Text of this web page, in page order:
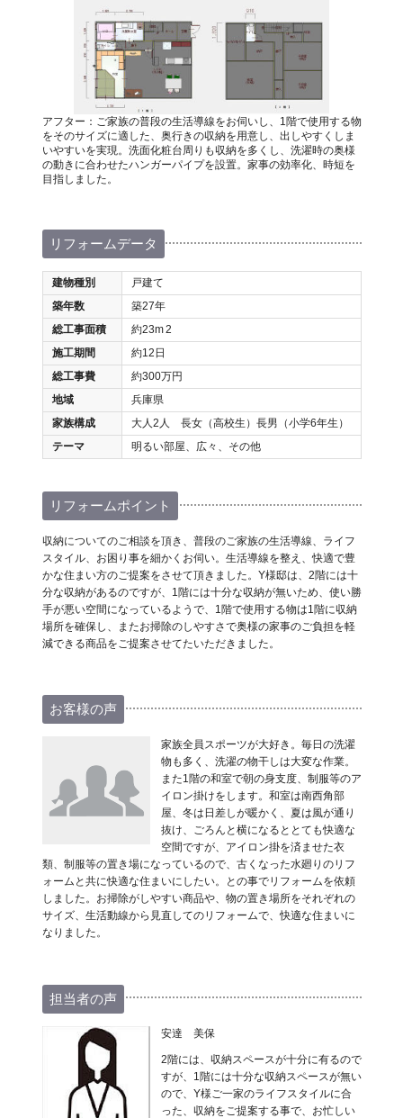
アフター：ご家族の普段の生活導線をお伺いし、1階で使用する物
をそのサイズに適した、奥行きの収納を用意し、出しやすくしま
いやすいを実現。洗面化粧台周りも収納を多くし、洗濯時の奥様
の動きに合わせたハンガーパイプを設置。家事の効率化、時短を
目指しました。
リフォームデータ
建物種別
戸建て
築年数
築27年
総工事面積
約23m2
施工期間
約12日
総工事費
約300万円
地域
兵庫県
家族構成
大人2人 長女（高校生）長男（小学6年生）
テーマ
明るい部屋、広々、その他
リフォームポイント
収納についてのご相談を頂き、普段のご家族の生活導線、ライフ
スタイル、お困り事を細かくお伺い。生活導線を整え、快適で豊
かな住まい方のご提案をさせて頂きました。Y様邸は、2階には十
分な収納があるのですが、1階には十分な収納が無いため、使い勝
手が悪い空間になっているようで、1階で使用する物は1階に収納
場所を確保し、またお掃除のしやすさで奥様の家事のご負担を軽
減できる商品をご提案させてたいただきました。
お客様の声
家族全員スポーツが大好き。毎日の洗濯
物も多く、洗濯の物干しは大変な作業。
また1階の和室で朝の身支度、制服等のア
イロン掛けをします。和室は南西角部
屋、冬は日差しが暖かく、夏は風が通り
抜け、ごろんと横になるととても快適な
空間ですが、アイロン掛を済ませた衣
類、制服等の置き場になっているので、古くなった水廻りのリフ
ォームと共に快適な住まいにしたい。との事でリフォームを依頼
しました。お掃除がしやすい商品や、物の置き場所をそれぞれの
サイズ、生活動線から見直してのリフォームで、快適な住まいに
なりました。
担当者の声
安達 美保
2階には、収納スペースが十分に有るので
すが、1階には十分な収納スペースが無い
ので、Y様ご一家のライフスタイルに合
った、収納をご提案する事で、お忙しい